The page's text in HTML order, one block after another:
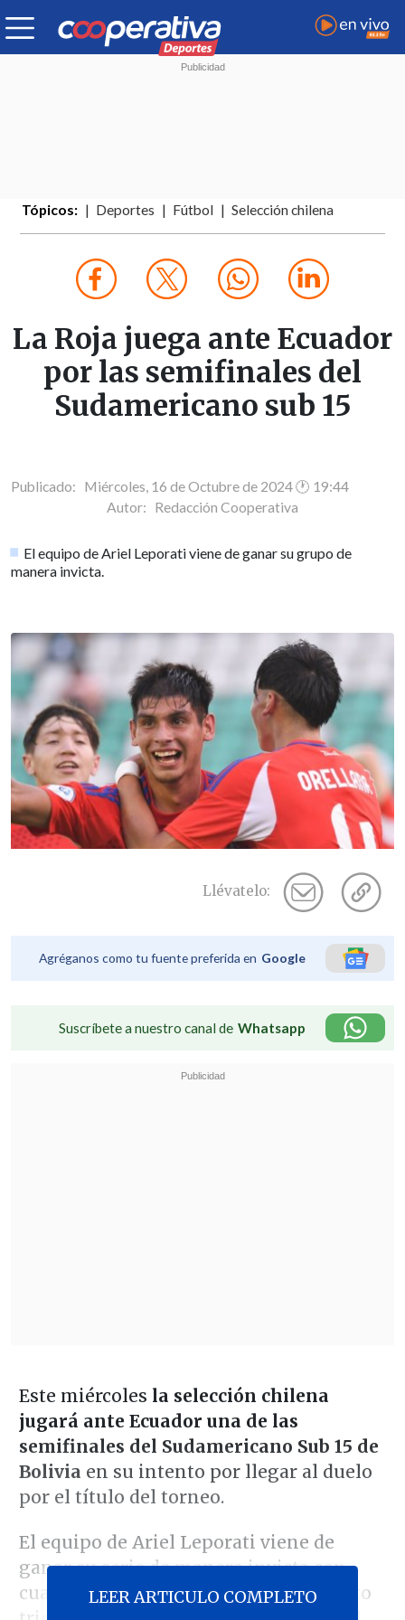
Tópicos: Deportes Fútbol Selección chilena
La Roja juega ante Ecuador
por las semifinales del
Sudamericano sub 15
Publicado: Miércoles, 16 de Octubre de 2024 🕐 19:44
Autor: Redacción Cooperativa
El equipo de Ariel Leporati viene de ganar su grupo de
manera invicta.
Llévatelo:
Agréganos como tu fuente preferida en Google
Suscríbete a nuestro canal de Whatsapp
Este miércoles la selección chilena
jugará ante Ecuador una de las
semifinales del Sudamericano Sub 15 de
Bolivia en su intento por llegar al duelo
por el título del torneo.
El equipo de Ariel Leporati viene de
ganar su serie de manera invicta con
cuatro triunfos y juega ante el conjunto
LEER ARTICULO COMPLETO